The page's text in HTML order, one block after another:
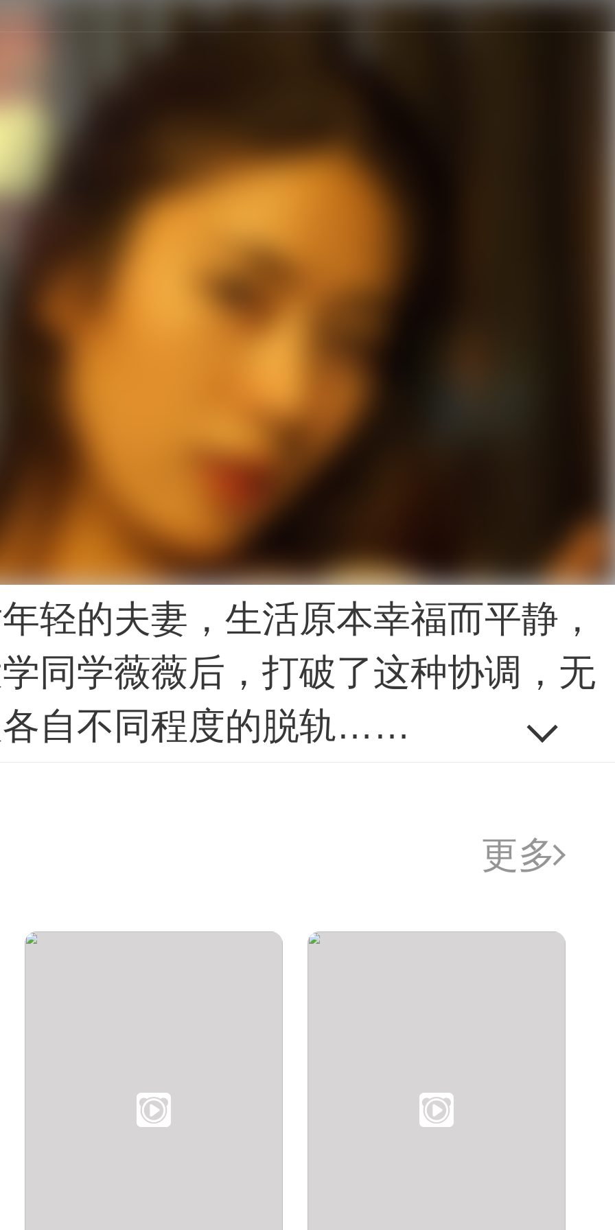
轻的夫妻，生活原本幸福而平静，
同学薇薇后，打破了这种协调，无
自不同程度的脱轨……
更多